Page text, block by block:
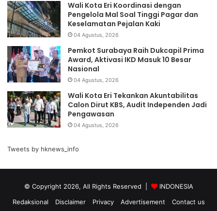
Wali Kota Eri Koordinasi dengan
Pengelola Mal Soal Tinggi Pagar dan
Keselamatan Pejalan Kaki
04 Agustus, 2026
Pemkot Surabaya Raih Dukcapil Prima
Award, Aktivasi IKD Masuk 10 Besar
Nasional
04 Agustus, 2026
Wali Kota Eri Tekankan Akuntabilitas
Calon Dirut KBS, Audit Independen Jadi
Pengawasan
04 Agustus, 2026
Tweets by hknews_info
© Copyright 2026, All Rights Reserved |
INDONESIA
Redaksional
Disclaimer Privacy Advertisement Contact us